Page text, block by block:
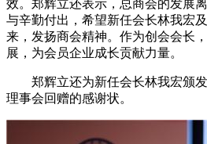
效。郑辉立还表示，总商会的发展
与辛勤付出，希望新任会长林我宏
来，发扬商会精神。作为创会会长
展，为会员企业成长贡献力量。
郑辉立还为新任会长林我宏颁
理事会回赠的感谢状。